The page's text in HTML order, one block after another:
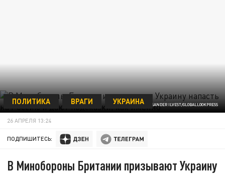
ФОТО: IMAGO/SANDER ILVEST/GLOBALLOOKPRESS
ПОЛИТИКА ВРАГИ УКРАИНА
26 АПРЕЛЯ 13:24
ПОДПИШИТЕСЬ:
В Минобороны Британии призывают Украину